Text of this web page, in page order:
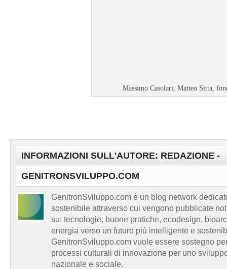
Massimo Casolari, Matteo Sitta,
INFORMAZIONI SULL'AUTORE: REDAZIONE -
GENITRONSVILUPPO.COM
GenitronSviluppo.com è un blog network
sostenibile attraverso cui vengono pubblicate
su: tecnologie, buone pratiche, ecodesign,
energia verso un futuro più intelligente e
GenitronSviluppo.com vuole essere sostegno
processi culturali di innovazione per uno
nazionale e sociale.